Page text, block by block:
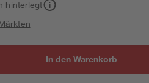
hinterlegt
In den Warenkorb